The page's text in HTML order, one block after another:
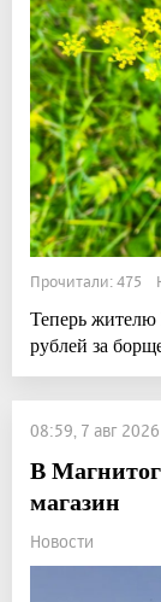
Прочитали: 475
Теперь жителю
рублей за
08:59, 7 авг 2026
В
магазин
Новости